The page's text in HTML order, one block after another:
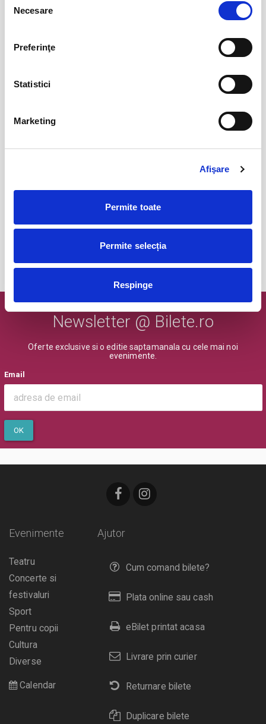
consimțământului
Necesare
Preferinţe
Statistici
Marketing
Afişare
Permite toate
Permite selecția
Respinge
03
iul
BILETE
04
iul
Timisoara
BILETE
MAI MULTE DIN SPORT
Newsletter @ Bilete.ro
Oferte exclusive si o editie saptamanala cu cele mai noi
evenimente.
Email
OK
Ajutor
Cum comand bilete?
Plata online sau cash
eBilet printat acasa
Livrare prin curier
Returnare bilete
Duplicare bilete
Evenimente
Teatru
Concerte si
festivaluri
Sport
Pentru copii
Cultura
Diverse
Calendar